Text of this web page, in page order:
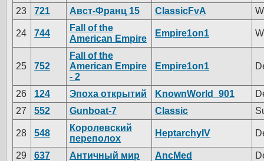
23
721 Авст-Франц 15 ClassicFvA
24 744
Fall of the
American Empire
Empire1on1
25 752
Fall of the
American Empire
- 2
Empire1on1
26 124 Эпоха открытий KnownWorld_901
27
552 Gunboat-7 Classic
28 548
Королевский
переполох
HeptarchyIV
29 637 Античный мир AncMed